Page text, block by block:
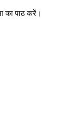
का पाठ करें।